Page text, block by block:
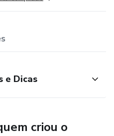
e Dicas
criou o